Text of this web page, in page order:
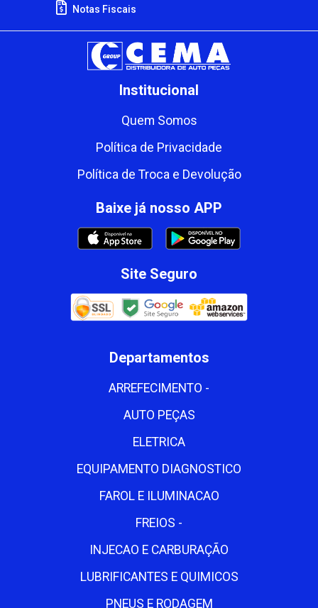
Notas Fiscais
Institucional
Quem Somos
Política de Privacidade
Política de Troca e Devolução
Baixe já nosso APP
Site Seguro
Departamentos
ARREFECIMENTO -
AUTO PEÇAS
ELETRICA
EQUIPAMENTO DIAGNOSTICO
FAROL E ILUMINACAO
FREIOS -
INJECAO E CARBURAÇÃO
LUBRIFICANTES E QUIMICOS
PNEUS E RODAGEM